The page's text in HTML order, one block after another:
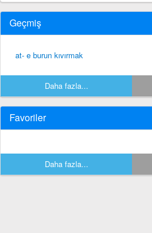
Geçmiş
at- e burun kıvırmak
Daha fazla...
Favoriler
Daha fazla...